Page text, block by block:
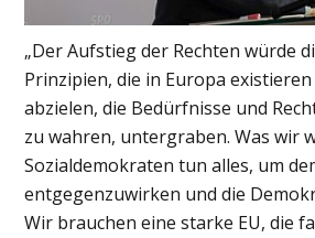
„Der Aufstieg der Rechten würde
Prinzipien, die in Europa
abzielen, die Bedürfnisse und
zu wahren, untergraben. Was wir
Sozialdemokraten tun alles, um
entgegenzuwirken und die
Wir brauchen eine starke EU, die